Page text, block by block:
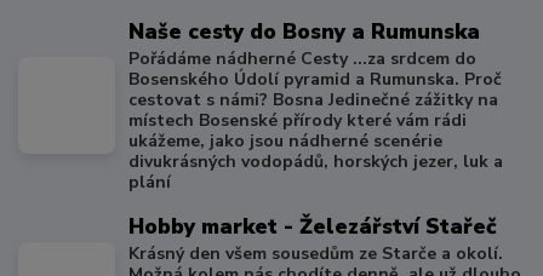
Naše cesty do Bosny a Rumunska
Pořádáme nádherné Cesty ...za srdcem do
Bosenského Údolí pyramid a Rumunska. Proč
cestovat s námi? Bosna Jedinečné zážitky na
místech Bosenské přírody které vám rádi
ukážeme, jako jsou nádherné scenérie
divukrásných vodopádů, horských jezer, luk a
plání
Hobby market - Železářství Stařeč
Krásný den všem sousedům ze Starče a okolí.